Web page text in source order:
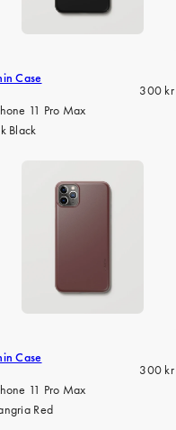
Case
300 kr
11 Pro Max
Black
Case
300 kr
11 Pro Max
Red